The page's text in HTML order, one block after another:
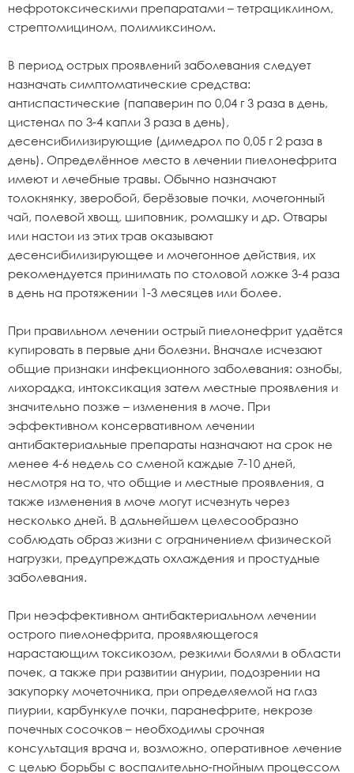
нефротоксическими препаратами – тетрациклином,
стрептомицином, полимиксином.
В период острых проявлений заболевания следует
назначать симптоматические средства:
антиспастические (папаверин по 0,04 г 3 раза в день,
цистенал по 3-4 капли 3 раза в день),
десенсибилизирующие (димедрол по 0,05 г 2 раза в
день). Определённое место в лечении пиелонефрита
имеют и лечебные травы. Обычно назначают
толокнянку, зверобой, берёзовые почки, мочегонный
чай, полевой хвощ, шиповник, ромашку и др. Отвары
или настои из этих трав оказывают
десенсибилизирующее и мочегонное действия, их
рекомендуется принимать по столовой ложке 3-4 раза
в день на протяжении 1-3 месяцев или более.
При правильном лечении острый пиелонефрит удаётся
купировать в первые дни болезни. Вначале исчезают
общие признаки инфекционного заболевания: ознобы,
лихорадка, интоксикация затем местные проявления и
значительно позже – изменения в моче. При
эффективном консервативном лечении
антибактериальные препараты назначают на срок не
менее 4-6 недель со сменой каждые 7-10 дней,
несмотря на то, что общие и местные проявления, а
также изменения в моче могут исчезнуть через
несколько дней. В дальнейшем целесообразно
соблюдать образ жизни с ограничением физической
нагрузки, предупреждать охлаждения и простудные
заболевания.
При неэффективном антибактериальном лечении
острого пиелонефрита, проявляющегося
нарастающим токсикозом, резкими болями в области
почек, а также при развитии анурии, подозрении на
закупорку мочеточника, при определяемой на глаз
пиурии, карбункуле почки, паранефрите, некрозе
почечных сосочков – необходимы срочная
консультация врача и, возможно, оперативное лечение
с целью борьбы с воспалительно-гнойным процессом